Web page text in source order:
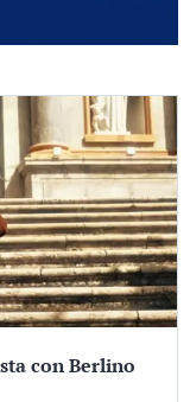
con Berlino